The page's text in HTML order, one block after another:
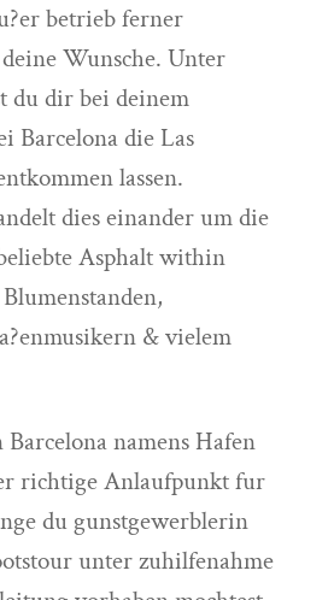
betrieb ferner
Wunsche. Unter
du dir bei deinem
Barcelona die Las
lassen.
dies einander um die
Asphalt within
& vielem
namens Hafen
richtige Anlaufpunkt fur
du gunstgewerblerin
unter zuhilfenahme